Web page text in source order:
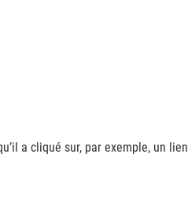
a cliqué sur, par exemple, un lien